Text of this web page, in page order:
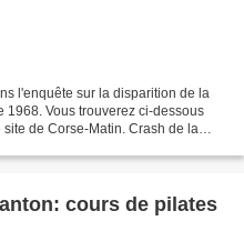
l'enquête sur la disparition de la
Vous trouverez ci-dessous
de Corse-Matin. Crash de la
cours de pilates